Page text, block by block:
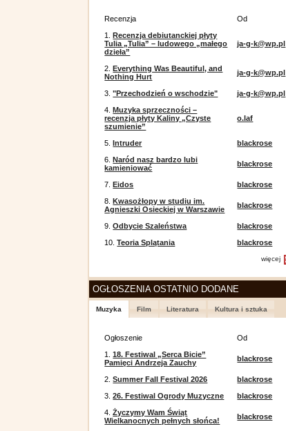
Recenzja
Od
1.Recenzja debiutanckiej płyty
Tulia „Tulia” – ludowego „małego
dzieła”
ja-g-k@wp.pl
2.Everything Was Beautiful, and
Nothing Hurt
ja-g-k@wp.pl
3."Przechodzień o wschodzie"
ja-g-k@wp.pl
4.Muzyka sprzeczności –
recenzja płyty Kaliny „Czyste
szumienie”
o.laf
5.Intruder
blackrose
6.Naród nasz bardzo lubi
kamieniować
blackrose
7.Eidos
blackrose
8.Kwasożłopy w studiu im.
Agnieszki Osieckiej w Warszawie
blackrose
9.Odbycie Szaleństwa
blackrose
10.Teoria Splątania blackrose
więcej
OGŁOSZENIA OSTATNIO DODANE
Muzyka Film Literatura Kultura i sztuka
Ogłoszenie
Od
1.18. Festiwal „Serca Bicie”
Pamięci Andrzeja Zauchy
blackrose
2.Summer Fall Festival 2026
blackrose
3.26. Festiwal Ogrody Muzyczne
blackrose
4.Życzymy Wam Świąt
Wielkanocnych pełnych słońca!
blackrose